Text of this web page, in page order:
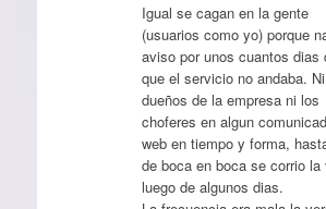
Igual se cagan en la gente
(usuarios como yo) porque
aviso por unos cuantos dias
que el servicio no andaba.
dueños de la empresa ni los
choferes en algun
web en tiempo y forma,
de boca en boca se corrio la
luego de algunos dias.